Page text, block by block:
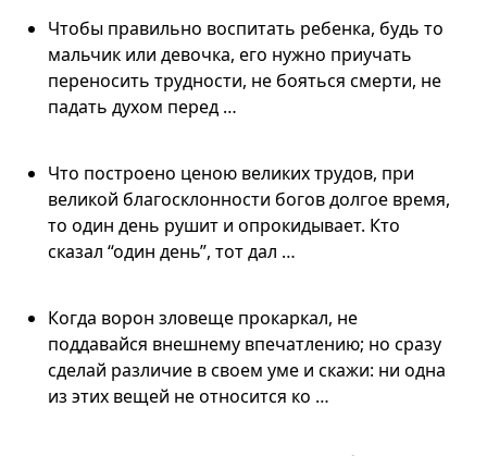
Чтобы правильно воспитать ребенка, будь то
мальчик или девочка, его нужно приучать
переносить трудности, не бояться смерти, не
падать духом перед …
Что построено ценою великих трудов, при
великой благосклонности богов долгое время,
то один день рушит и опрокидывает. Кто
сказал “один день”, тот дал …
Когда ворон зловеще прокаркал, не
поддавайся внешнему впечатлению; но сразу
сделай различие в своем уме и скажи: ни одна
из этих вещей не относится ко …